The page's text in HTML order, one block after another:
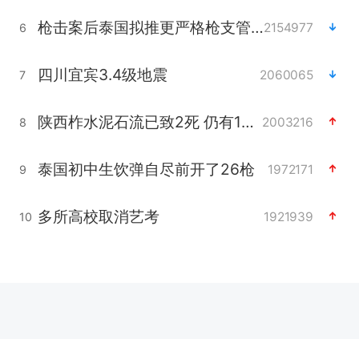
6 枪击案后泰国拟推更严格枪支管控方案2154977
7 四川宜宾3.4级地震 2060065
8 陕西柞水泥石流已致2死 仍有1人失联 2003216
9 泰国初中生饮弹自尽前开了26枪 1972171
10 多所高校取消艺考 1921939